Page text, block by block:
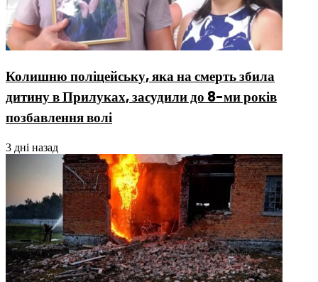
Колишню поліцейську, яка на смерть збила
дитину в Прилуках, засудили до 8-ми років
позбавлення волі
3 дні назад